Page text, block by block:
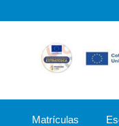
Matrículas